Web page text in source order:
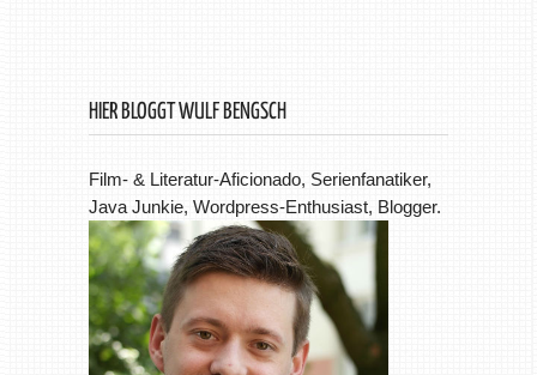
HIER BLOGGT WULF BENGSCH
Film- & Literatur-Aficionado, Serienfanatiker,
Java Junkie, Wordpress-Enthusiast, Blogger.